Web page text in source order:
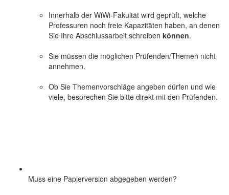
Innerhalb der WiWi-Fakultät wird geprüft, welche
Professuren noch freie Kapazitäten haben, an denen
Sie Ihre Abschlussarbeit schreiben können.
Sie müssen die möglichen Prüfenden/Themen nicht
annehmen.
Ob Sie Themenvorschläge angeben dürfen und wie
viele, besprechen Sie bitte direkt mit den Prüfenden.
Muss eine Papierversion abgegeben werden?